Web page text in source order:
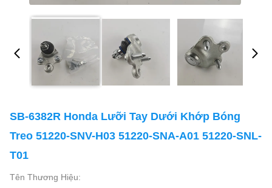
SB-6382R Honda Lưỡi Tay Dưới Khớp Bóng
Treo 51220-SNV-H03 51220-SNA-A01 51220-SNL-
T01
Tên Thương Hiệu: